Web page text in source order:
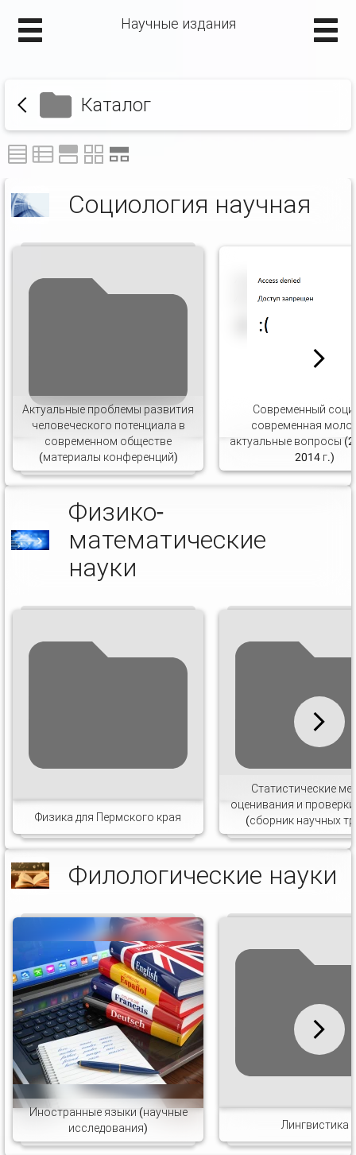
Научные издания
Каталог
Социология научная
Актуальные проблемы развития
человеческого потенциала в
современном обществе
(материалы конференций)
Современный
современная
актуальные вопросы
2014 г.)
Физико-
математические
науки
Физика для Пермского края
Статистические
оценивания и
(сборник научных
Филологические науки
Иностранные языки (научные
исследования)
Лингвистика